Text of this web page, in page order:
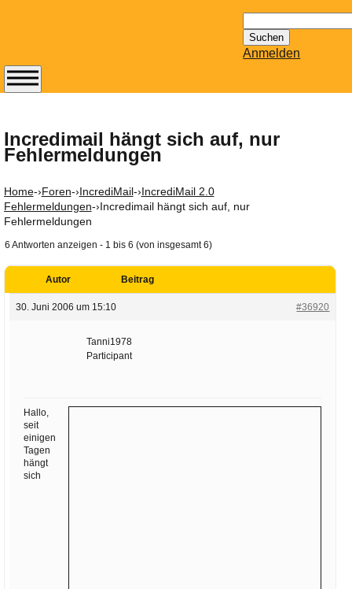
nach:
Anmelden
Incredimail hängt sich auf, nur
Fehlermeldungen
Home-›Foren-›IncrediMail-›IncrediMail 2.0
Fehlermeldungen-›Incredimail hängt sich auf, nur
Fehlermeldungen
6 Antworten anzeigen - 1 bis 6 (von insgesamt 6)
Autor Beitrag
30. Juni 2006 um 15:10 #36920
Tanni1978
Participant
Hallo,
seit
einigen
Tagen
hängt
sich
Abonnieren Sie den
erscheinenden
Newsletter von
kostenlos.
Der ständig aktuelle
Tipps zu Thema
Email für Sie
Wie z.B. Outlook,
GMail, Thunderbird
oder auch
Ihre E-Mail
E-Mail bestätigen